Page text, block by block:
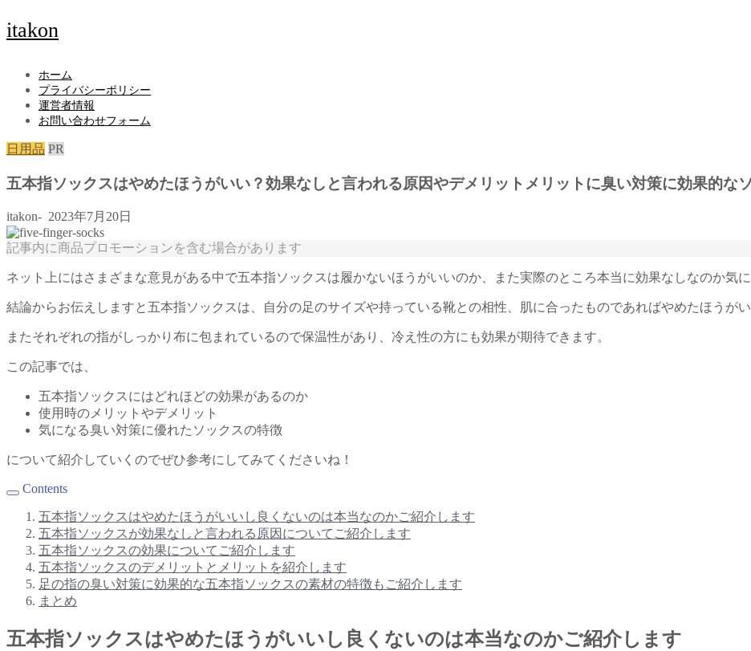
itakon
ホーム
プライバシーポリシー
運営者情報
お問い合わせフォーム
日用品 PR
五本指ソックスはやめたほうがいい？効果なしと言われる原因やデメリットメリットに臭い対策に効果的な
itakon- 2023年7月20日
記事内に商品プロモーションを含む場合があります
ネット上にはさまざまな意見がある中で五本指ソックスは履かないほうがいいのか、また実際のところ本当に効果なしなのか気に
結論からお伝えしますと五本指ソックスは、自分の足のサイズや持っている靴との相性、肌に合ったものであればやめたほうが
またそれぞれの指がしっかり布に包まれているので保温性があり、冷え性の方にも効果が期待できます。
この記事では、
五本指ソックスにはどれほどの効果があるのか
使用時のメリットやデメリット
気になる臭い対策に優れたソックスの特徴
について紹介していくのでぜひ参考にしてみてくださいね！
Contents
五本指ソックスはやめたほうがいいし良くないのは本当なのかご紹介します
五本指ソックスが効果なしと言われる原因についてご紹介します
五本指ソックスの効果についてご紹介します
五本指ソックスのデメリットとメリットを紹介します
足の指の臭い対策に効果的な五本指ソックスの素材の特徴もご紹介します
まとめ
五本指ソックスはやめたほうがいいし良くないのは本当なのかご紹介します